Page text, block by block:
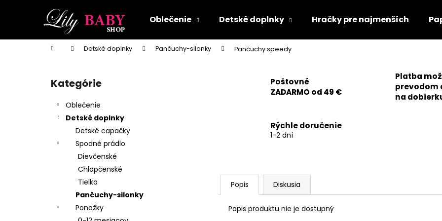
Oblečenie Detské doplnky Hračky pre najmenších
Domov Detské doplnky Pančuchy-silonky Pančuchy speedy
Preskočiť
kategórie
Kategórie
Oblečenie
Detské doplnky
Detské capačky
Spodné prádlo
Dievčenské
Chlapčenské
Tielka
Pančuchy-silonky
Ponožky
Poštovné
ZADARMO od 49 €
Platba
prevodom
na
Rýchle doručenie
1-2 dní
Popis Diskusia
Popis produktu nie je dostupný
í
Späť
do
Späť
do
Čo potrebujete nájsť?
Odporúčame